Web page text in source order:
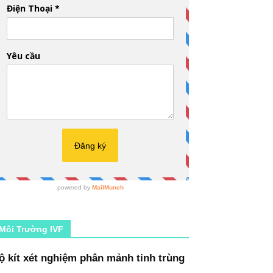
Trường IVF
kít xét nghiệm phân mảnh tinh trùng